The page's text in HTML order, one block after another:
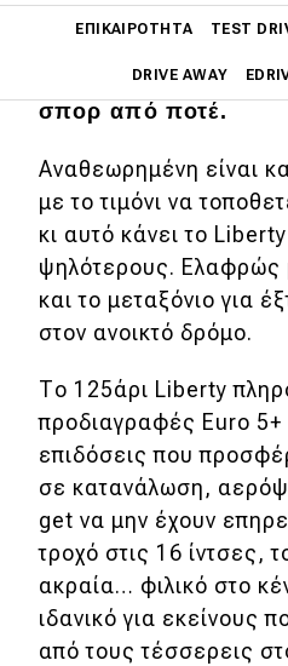
ΕΠΙΚΑΙΡΌΤΗΤΑ TEST
DRIVE AWAY
Επικαιρότητα
Νέα μοντέλα
Πρωτότυπα
Ελλάδα
Τεχνολογία
Ασφάλεια
Αγορά
Απόψεις
Test Drive
Liberty
εταιρείας και έγινε
σπορ από ποτέ.
Αναθεωρημένη είναι
με το τιμόνι να
κι αυτό κάνει το
ψηλότερους. Ελαφρώς
και το μεταξόνιο για
στον ανοικτό δρόμο.
Το 125άρι Liberty
προδιαγραφές Euro 5+
επιδόσεις που
σε κατανάλωση,
get να μην έχουν
τροχό στις 16 ίντσες,
ακραία… φιλικό στο
ιδανικό για εκείνους
από τους τέσσερεις